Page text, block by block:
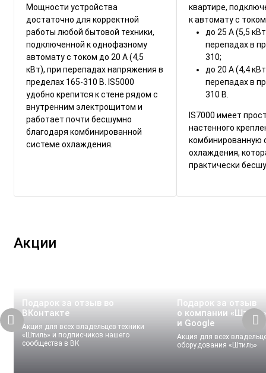
Мощности устройства
достаточно для корректной
работы любой бытовой техники,
подключенной к однофазному
автомату с током до 20 А (4,5
кВт), при перепадах напряжения в
пределах 165-310 В. IS5000
удобно крепится к стене рядом с
внутренним электрощитом и
работает почти бесшумно
благодаря комбинированной
системе охлаждения.
квартире,
к автомату с
до 25 А (5,5
перепадах в
310;
до 20 А (4,4
перепадах в
310 В.
IS7000 имеет
настенного
комбинированную
охлаждения,
практически
Акции
Подарок за отзыв во
ВКонтакте
Акция для всех владельцев техники
«Штиль» и подписчиков нашего
сообщества в ВК
Подарок за отзыв
о компании
и Google
Акция для всех
оборудования «Штиль»